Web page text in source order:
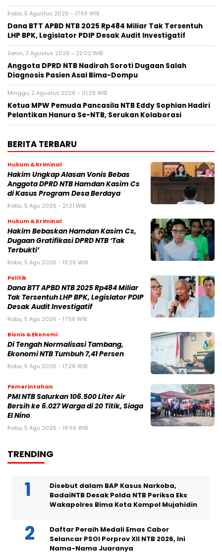
Rabu, 5 Agustus 2026 - 17:58 WIB
Dana BTT APBD NTB 2025 Rp484 Miliar Tak Tersentuh
LHP BPK, Legislator PDIP Desak Audit Investigatif
Senin, 3 Agustus 2026 - 22:02 WIB
Anggota DPRD NTB Nadirah Soroti Dugaan Salah
Diagnosis Pasien Asal Bima-Dompu
Minggu, 2 Agustus 2026 - 01:29 WIB
Ketua MPW Pemuda Pancasila NTB Eddy Sophian Hadiri
Pelantikan Hanura Se-NTB, Serukan Kolaborasi
BERITA TERBARU
Hukum & Kriminal
Hakim Ungkap Alasan Vonis Bebas
Anggota DPRD NTB Hamdan Kasim Cs
di Kasus Program Desa Berdaya
Rabu, 5 Agu 2026 - 21:21 WIB
Hukum & Kriminal
Hakim Bebaskan Hamdan Kasim Cs,
Dugaan Gratifikasi DPRD NTB ‘Tak
Terbukti’
Rabu, 5 Agu 2026 - 19:26 WIB
Politik
Dana BTT APBD NTB 2025 Rp484 Miliar
Tak Tersentuh LHP BPK, Legislator PDIP
Desak Audit Investigatif
Rabu, 5 Agu 2026 - 17:58 WIB
Bisnis & Ekonomi
Di Tengah Normalisasi Tambang,
Ekonomi NTB Tumbuh 7,41 Persen
Rabu, 5 Agu 2026 - 17:26 WIB
Pemerintahan
PMI NTB Salurkan 106.500 Liter Air
Bersih ke 6.027 Warga di 20 Titik, Siaga
El Nino
Rabu, 5 Agu 2026 - 16:59 WIB
TRENDING
Disebut dalam BAP Kasus Narkoba,
BadaiNTB Desak Polda NTB Periksa Eks
Wakapolres Bima Kota Kompol Mujahidin
Daftar Peraih Medali Emas Cabor
Selancar PSOI Porprov XII NTB 2026, Ini
Nama-Nama Juaranya